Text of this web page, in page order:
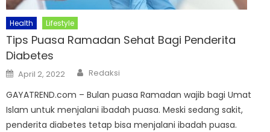
Health Lifestyle
Tips Puasa Ramadan Sehat Bagi Penderita
Diabetes
Posted
on
April 2, 2022 Author
Redaksi
GAYATREND.com – Bulan puasa Ramadan wajib bagi Umat
Islam untuk menjalani ibadah puasa. Meski sedang sakit,
penderita diabetes tetap bisa menjalani ibadah puasa.